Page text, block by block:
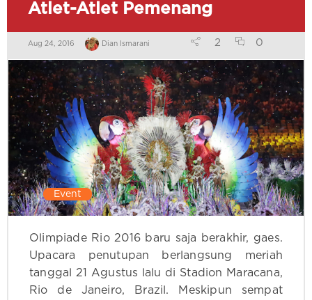
Atlet-Atlet Pemenang
Aug 24, 2016 Dian Ismarani 2 0
Event
Olimpiade Rio 2016 baru saja berakhir, gaes.
Upacara penutupan berlangsung meriah
tanggal 21 Agustus lalu di Stadion Maracana,
Rio de Janeiro, Brazil. Meskipun sempat